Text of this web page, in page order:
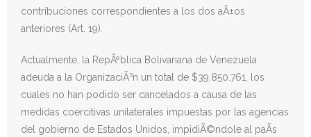
contribuciones correspondientes a los dos aÃ±os
anteriores (Art. 19).
Actualmente, la RepÃºblica Bolivariana de Venezuela
adeuda a la OrganizaciÃ³n un total de $39.850.761, los
cuales no han podido ser cancelados a causa de las
medidas coercitivas unilaterales impuestas por las agencias
del gobierno de Estados Unidos, impidiÃ©ndole al paÃ­s